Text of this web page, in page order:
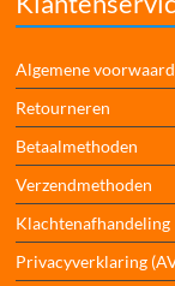
Algemene
Retourneren
Betaalmethoden
Verzendmethoden
Klachtenafhandeling
Privacyverklaring